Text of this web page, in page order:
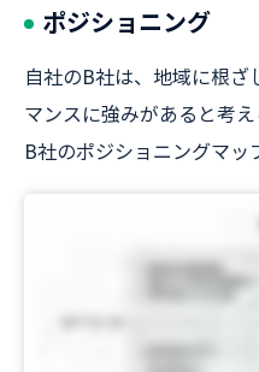
ポジショニング
自社のB社は、地域に根
マンスに強みがあると考
B社のポジショニングマッ